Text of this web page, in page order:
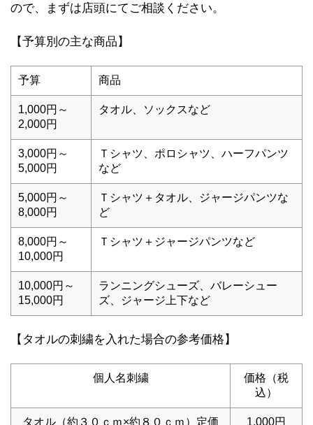
ので、まずは店頭にてご相談ください。
【予算別の主な商品】
予算 商品
1,000円～
2,000円
タオル、ソックスなど
3,000円～
5,000円
Ｔシャツ、ポロシャツ、ハーフパンツ
など
5,000円～
8,000円
Ｔシャツ＋タオル、ジャージパンツな
ど
8,000円～
10,000円
Ｔシャツ＋ジャージパンツなど
10,000円～
15,000円
ランニングシューズ、バレーシュー
ズ、ジャージ上下など
【タオルの刺繍を入れた場合の参考価格】
個人名刺繍
価格（税
込）
タオル（約３０ｃｍ×約８０ｃｍ）定価 1,000円